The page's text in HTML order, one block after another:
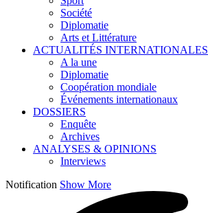
Société
Diplomatie
Arts et Littérature
ACTUALITÉS INTERNATIONALES
A la une
Diplomatie
Coopération mondiale
Événements internationaux
DOSSIERS
Enquête
Archives
ANALYSES & OPINIONS
Interviews
Notification Show More